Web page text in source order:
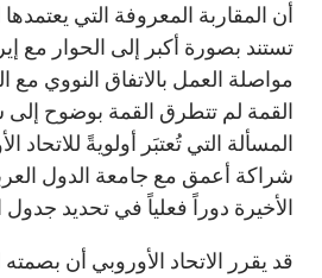
أن المقاربة المعروفة التي يعتمدها
تستند بصورة أكبر إلى الحوار مع
مواصلة العمل بالاتفاق النووي مع
القمة لم تتطرق القمة بوضوح
المسألة التي تُعتبَر أولويةً
شراكة أعمق مع جامعة الدول
الأخيرة دوراً فعلياً في تحديد جدول
قد يقرر الاتحاد الأوروبي أن